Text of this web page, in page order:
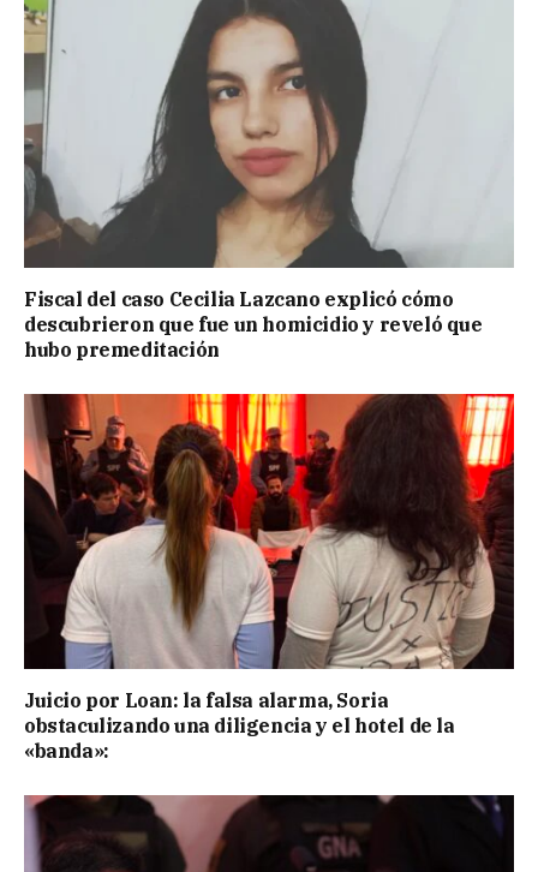
Fiscal del caso Cecilia Lazcano explicó cómo
descubrieron que fue un homicidio y reveló que
hubo premeditación
Juicio por Loan: la falsa alarma, Soria
obstaculizando una diligencia y el hotel de la
«banda»: